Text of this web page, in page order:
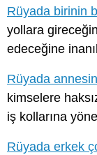
Rüyada birinin
yollara
edeceğine
Rüyada
kimselere
iş kollarına
Rüyada erkek